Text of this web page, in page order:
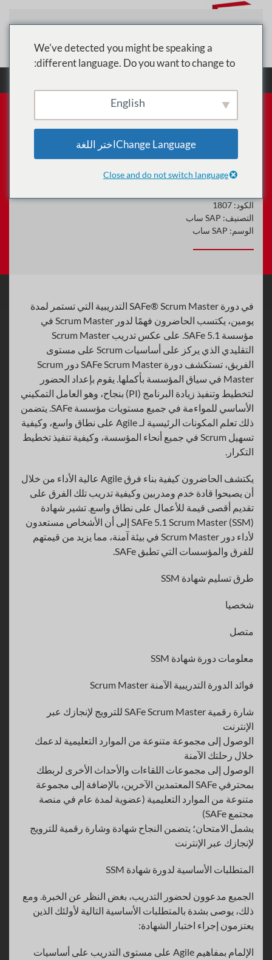
SAFe® Scrum Master (شهادة
SSM)
الكود: 1807
التصنيف: SAP ساب
الوسم: SAP ساب
في دورة SAFe® Scrum Master التدريبية التي تستمر لمدة
يومين، يكتسب الحاضرون فهمًا لدور Scrum Master في
مؤسسة SAFe 5.1. على عكس تدريب Scrum Master
التقليدي الذي يركز على أساسيات Scrum على مستوى
الفريق، تستكشف دورة SAFe Scrum Master دور Scrum
Master في سياق المؤسسة بأكملها. يقوم بإعداد الحضور
لتخطيط وتنفيذ زيادة البرنامج (PI) بنجاح، وهو العامل التمكيني
الأساسي للمواءمة في جميع مستويات مؤسسة SAFe. يتضمن
ذلك تعلم المكونات الرئيسية لـ Agile على نطاق واسع، وكيفية
تسهيل Scrum في جميع أنحاء المؤسسة، وكيفية تنفيذ تخطيط
التكرار.
يكتشف الحاضرون كيفية بناء فرق Agile عالية الأداء من خلال
أن يصبحوا قادة خدم ومدربين وكيفية تدريب تلك الفرق على
تقديم أقصى قيمة للأعمال على نطاق واسع. تشير شهادة
SAFe 5.1 Scrum Master (SSM) إلى أن الأشخاص مستعدون
لأداء دور Scrum Master في بيئة آمنة، مما يزيد من قيمتهم
للفرق والمؤسسات التي تطبق SAFe.
طرق تسليم شهادة SSM
شخصيا
متصل
معلومات دورة شهادة SSM
فوائد الدورة التدريبية الآمنة Scrum Master
شارة رقمية SAFe Scrum Master للترويج لإنجازك عبر
الإنترنت
الوصول إلى مجموعة متنوعة من الموارد التعليمية لدعمك
خلال رحلتك الآمنة
الوصول إلى مجموعات اللقاءات والأحداث الأخرى لربطك
بمحترفي SAFe المعتمدين الآخرين، بالإضافة إلى مجموعة
متنوعة من الموارد التعليمية (عضوية لمدة عام في منصة
مجتمع SAFe)
يشمل الامتحان؛ يتضمن النجاح شهادة وشارة رقمية للترويج
لإنجازك عبر الإنترنت
المتطلبات الأساسية لدورة شهادة SSM
الجميع مدعوون لحضور التدريب، بغض النظر عن الخبرة. ومع
ذلك، يوصى بشدة بالمتطلبات الأساسية التالية لأولئك الذين
يعتزمون إجراء اختبار الشهادة:
الإلمام بمفاهيم Agile على مستوى التدريب على أساسيات
We've detected you might be speaking a
different language. Do you want to change to:
English
Change Languageاختر اللغة
Close and do not switch language